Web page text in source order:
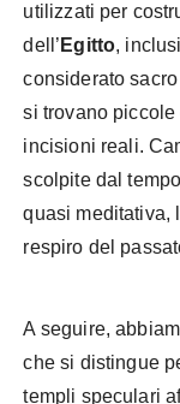
utilizzati per
dell’ Egitto,
considerato sacro
si trovano
incisioni reali.
scolpite dal
quasi meditativa,
respiro del
A seguire,
che si distingue
templi speculari